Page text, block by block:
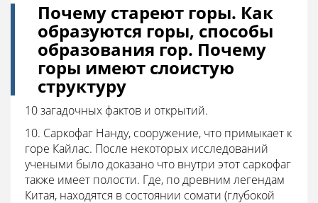
Почему стареют горы. Как
образуются горы, способы
образования гор. Почему
горы имеют слоистую
структуру
10 загадочных фактов и открытий.
10. Саркофаг Нанду, сооружение, что примыкает к
горе Кайлас. После некоторых исследований
учеными было доказано что внутри этот саркофаг
также имеет полости. Где, по древним легендам
Китая, находятся в состоянии сомати (глубокой